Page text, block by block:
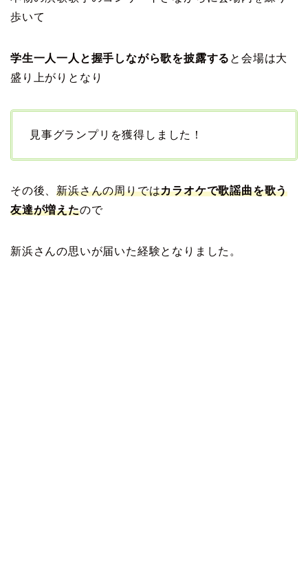
歩いて
学生一人一人と握手しながら歌を披露する と会場は大
盛り上がりとなり
見事グランプリを獲得しました！
その後、新浜さんの周りではカラオケで歌謡曲を歌う
友達が増えたので
新浜さんの思いが届いた経験となりました。